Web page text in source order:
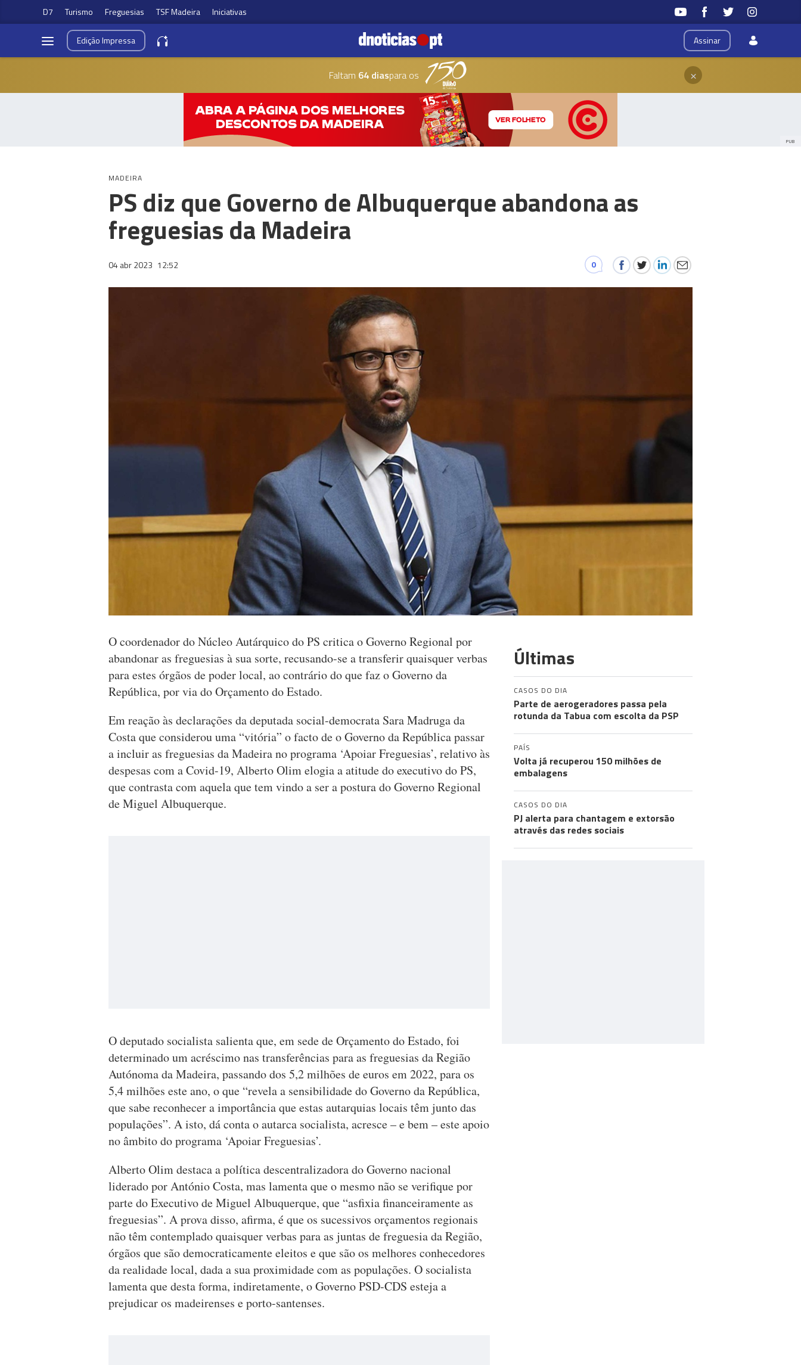
D7 Turismo Freguesias TSF Madeira Iniciativas
Assinar
EdiçãoImpressa
Faltam 64 diaspara os ×
PUB
MADEIRA
PS diz que Governo de Albuquerque abandona as
freguesias da Madeira
04 abr 2023 12:52 0
O coordenador do Núcleo Autárquico do PS critica o Governo Regional por
abandonar as freguesias à sua sorte, recusando-se a transferir quaisquer verbas
para estes órgãos de poder local, ao contrário do que faz o Governo da
República, por via do Orçamento do Estado.
Em reação às declarações da deputada social-democrata Sara Madruga da
Costa que considerou uma “vitória” o facto de o Governo da República passar
a incluir as freguesias da Madeira no programa ‘Apoiar Freguesias’, relativo às
despesas com a Covid-19, Alberto Olim elogia a atitude do executivo do PS,
que contrasta com aquela que tem vindo a ser a postura do Governo Regional
de Miguel Albuquerque.
O deputado socialista salienta que, em sede de Orçamento do Estado, foi
determinado um acréscimo nas transferências para as freguesias da Região
Autónoma da Madeira, passando dos 5,2 milhões de euros em 2022, para os
5,4 milhões este ano, o que “revela a sensibilidade do Governo da República,
que sabe reconhecer a importância que estas autarquias locais têm junto das
populações”. A isto, dá conta o autarca socialista, acresce – e bem – este apoio
no âmbito do programa ‘Apoiar Freguesias’.
Alberto Olim destaca a política descentralizadora do Governo nacional
liderado por António Costa, mas lamenta que o mesmo não se verifique por
parte do Executivo de Miguel Albuquerque, que “asfixia financeiramente as
freguesias”. A prova disso, afirma, é que os sucessivos orçamentos regionais
não têm contemplado quaisquer verbas para as juntas de freguesia da Região,
órgãos que são democraticamente eleitos e que são os melhores conhecedores
da realidade local, dada a sua proximidade com as populações. O socialista
lamenta que desta forma, indiretamente, o Governo PSD-CDS esteja a
prejudicar os madeirenses e porto-santenses.
Últimas
CASOS DO DIA
Parte de aerogeradores passa pela
rotunda da Tabua com escolta da PSP
PAÍS
Volta já recuperou 150 milhões de
embalagens
CASOS DO DIA
PJ alerta para chantagem e extorsão
através das redes sociais